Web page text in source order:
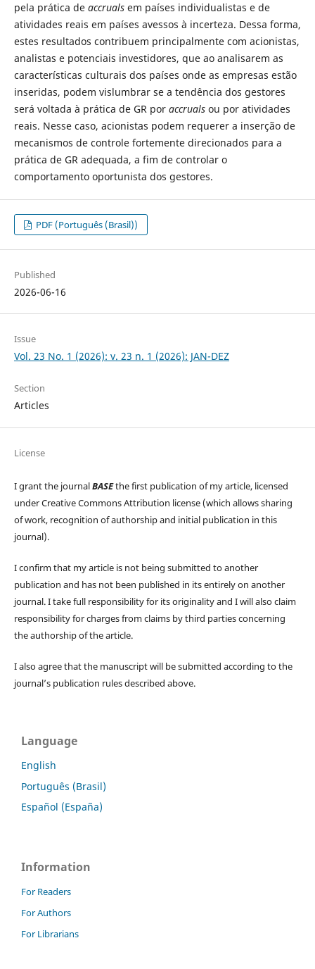
pela prática de accrualsem países individualistas e de
atividades reais em países avessos à incerteza. Dessa forma,
estes resultados contribuem principalmente com acionistas,
analistas e potenciais investidores, que ao analisarem as
características culturais dos países onde as empresas estão
inseridas, podem vislumbrar se a tendência dos gestores
será voltada à prática de GR por accrualsou por atividades
reais. Nesse caso, acionistas podem requerer a inserção de
mecanismos de controle fortemente direcionados para a
prática de GR adequada, a fim de controlar o
comportamento oportunista dos gestores.
PDF (Português (Brasil))
Published
2026-06-16
Issue
Vol. 23 No. 1 (2026): v. 23 n. 1 (2026): JAN-DEZ
Section
Articles
License
I grant the journalBASEthe first publication of my article, licensed
under Creative Commons Attribution license (which allows sharing
of work, recognition of authorship and initial publication in this
journal).
I confirm that my article is not being submitted to another
publication and has not been published in its entirely on another
journal. I take full responsibility for its originality and I will also claim
responsibility for charges from claims by third parties concerning
the authorship of the article.
I also agree that the manuscript will be submitted according to the
journal’s publication rules described above.
Language
English
Português (Brasil)
Español (España)
Information
For Readers
For Authors
For Librarians